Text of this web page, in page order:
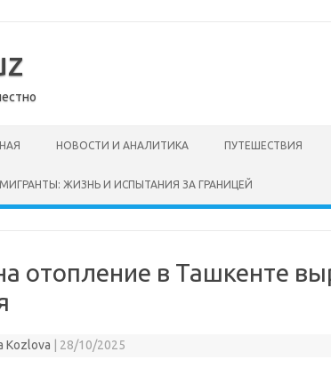
НОВОСТИ И АНАЛИТИКА ПУТЕШЕСТВИЯ
МИГРАНТЫ: ЖИЗНЬ И ИСПЫТАНИЯ ЗА ГРАНИЦЕЙ
отопление в Ташкенте
Kozlova 28/10/2025